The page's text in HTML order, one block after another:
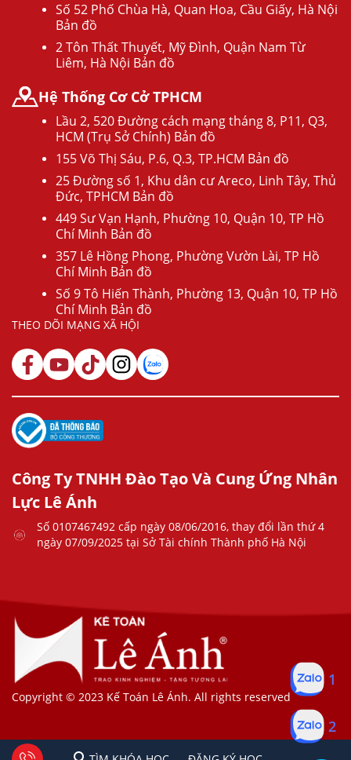
Số 52 Phố Chùa Hà, Quan Hoa, Cầu Giấy, Hà Nội
Bản đồ
2 Tôn Thất Thuyết, Mỹ Đình, Quận Nam Từ
Liêm, Hà Nội Bản đồ
Hệ Thống Cơ Cở TPHCM
Lầu 2, 520 Đường cách mạng tháng 8, P11, Q3,
HCM (Trụ Sở Chính) Bản đồ
155 Võ Thị Sáu, P.6, Q.3, TP.HCM Bản đồ
25 Đường số 1, Khu dân cư Areco, Linh Tây, Thủ
Đức, TPHCM Bản đồ
449 Sư Vạn Hạnh, Phường 10, Quận 10, TP Hồ
Chí Minh Bản đồ
357 Lê Hồng Phong, Phường Vườn Lài, TP Hồ
Chí Minh Bản đồ
Số 9 Tô Hiến Thành, Phường 13, Quận 10, TP Hồ
Chí Minh Bản đồ
THEO DÕI MẠNG XÃ HỘI
Công Ty TNHH Đào Tạo Và Cung Ứng Nhân
Lực Lê Ánh
Số 0107467492 cấp ngày 08/06/2016, thay đổi lần thứ 4
ngày 07/09/2025 tại Sở Tài chính Thành phố Hà Nội
Copyright © 2023 Kế Toán Lê Ánh. All rights reserved
1
2